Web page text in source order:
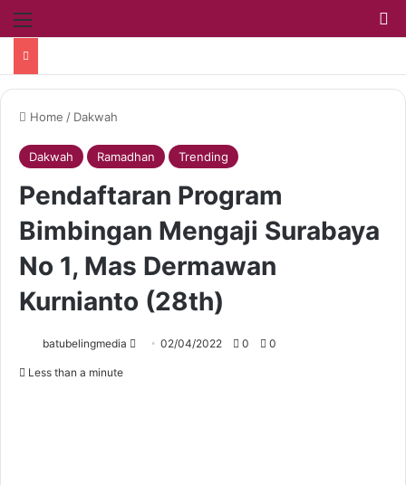
Home / Dakwah
Dakwah Ramadhan Trending
Pendaftaran Program
Bimbingan Mengaji Surabaya
No 1, Mas Dermawan
Kurnianto (28th)
batubelingmedia 02/04/2022 0 0
Less than a minute